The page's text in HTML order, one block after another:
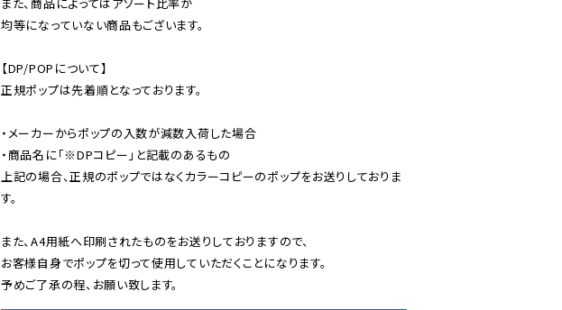
均等になっていない商品もございます。
【DP/POPについて】
正規ポップは先着順となっております。
・メーカーからポップの入数が減数入荷した場合
・商品名に「※DPコピー」と記載のあるもの
上記の場合、正規のポップではなくカラーコピーのポップをお送りしておりま
す。
また、A4用紙へ印刷されたものをお送りしておりますので、
お客様自身でポップを切って使用していただくことになります。
予めご了承の程、お願い致します。